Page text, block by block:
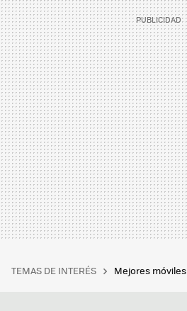
TEMAS DE INTERÉS Mejores móviles